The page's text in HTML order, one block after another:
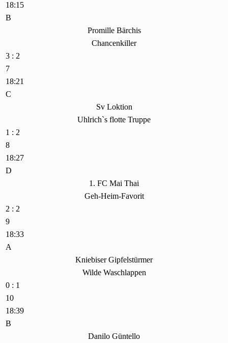
18:15
B
Promille Bärchis
Chancenkiller
3 : 2
7
18:21
C
Sv Loktion
Uhlrich`s flotte Truppe
1 : 2
8
18:27
D
1. FC Mai Thai
Geh-Heim-Favorit
2 : 2
9
18:33
A
Kniebiser Gipfelstürmer
Wilde Waschlappen
0 : 1
10
18:39
B
Danilo Güntello